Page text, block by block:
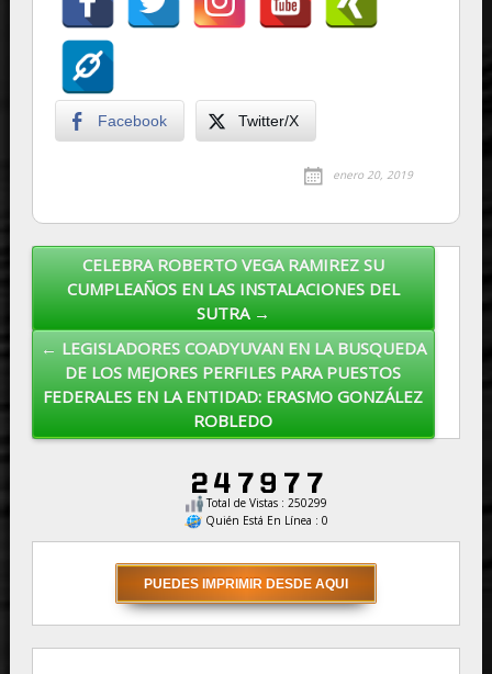
Facebook Twitter/X
enero 20, 2019
Post navigation
CELEBRA ROBERTO VEGA RAMIREZ SU
CUMPLEAÑOS EN LAS INSTALACIONES DEL
SUTRA →
← LEGISLADORES COADYUVAN EN LA BUSQUEDA
DE LOS MEJORES PERFILES PARA PUESTOS
FEDERALES EN LA ENTIDAD: ERASMO GONZÁLEZ
ROBLEDO
Total de Vistas : 250299
Quién Está En Línea : 0